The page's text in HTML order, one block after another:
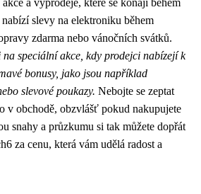
a výprodeje, které se konají během
slevy na elektroniku během
zdarma nebo vánočních svátků.
na speciální akce, kdy prodejci nabízejí k
bonusy, jako jsou například
slevové poukazy. Nebojte se zeptat
v obchodě, obzvlášť pokud nakupujete
snahy a průzkumu si tak můžete dopřát
za cenu, která vám udělá radost a